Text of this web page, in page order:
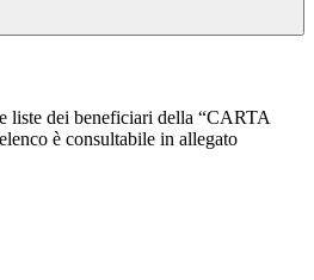
liste dei beneficiari della “CARTA
è consultabile in allegato